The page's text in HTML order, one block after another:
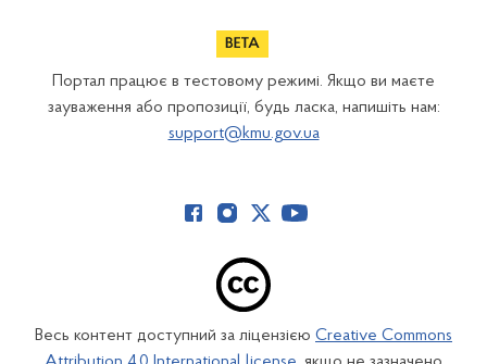
Портал працює в тестовому режимі. Якщо ви маєте
зауваження або пропозиції, будь ласка, напишіть нам:
support@kmu.gov.ua
Весь контент доступний за ліцензією Creative Commons